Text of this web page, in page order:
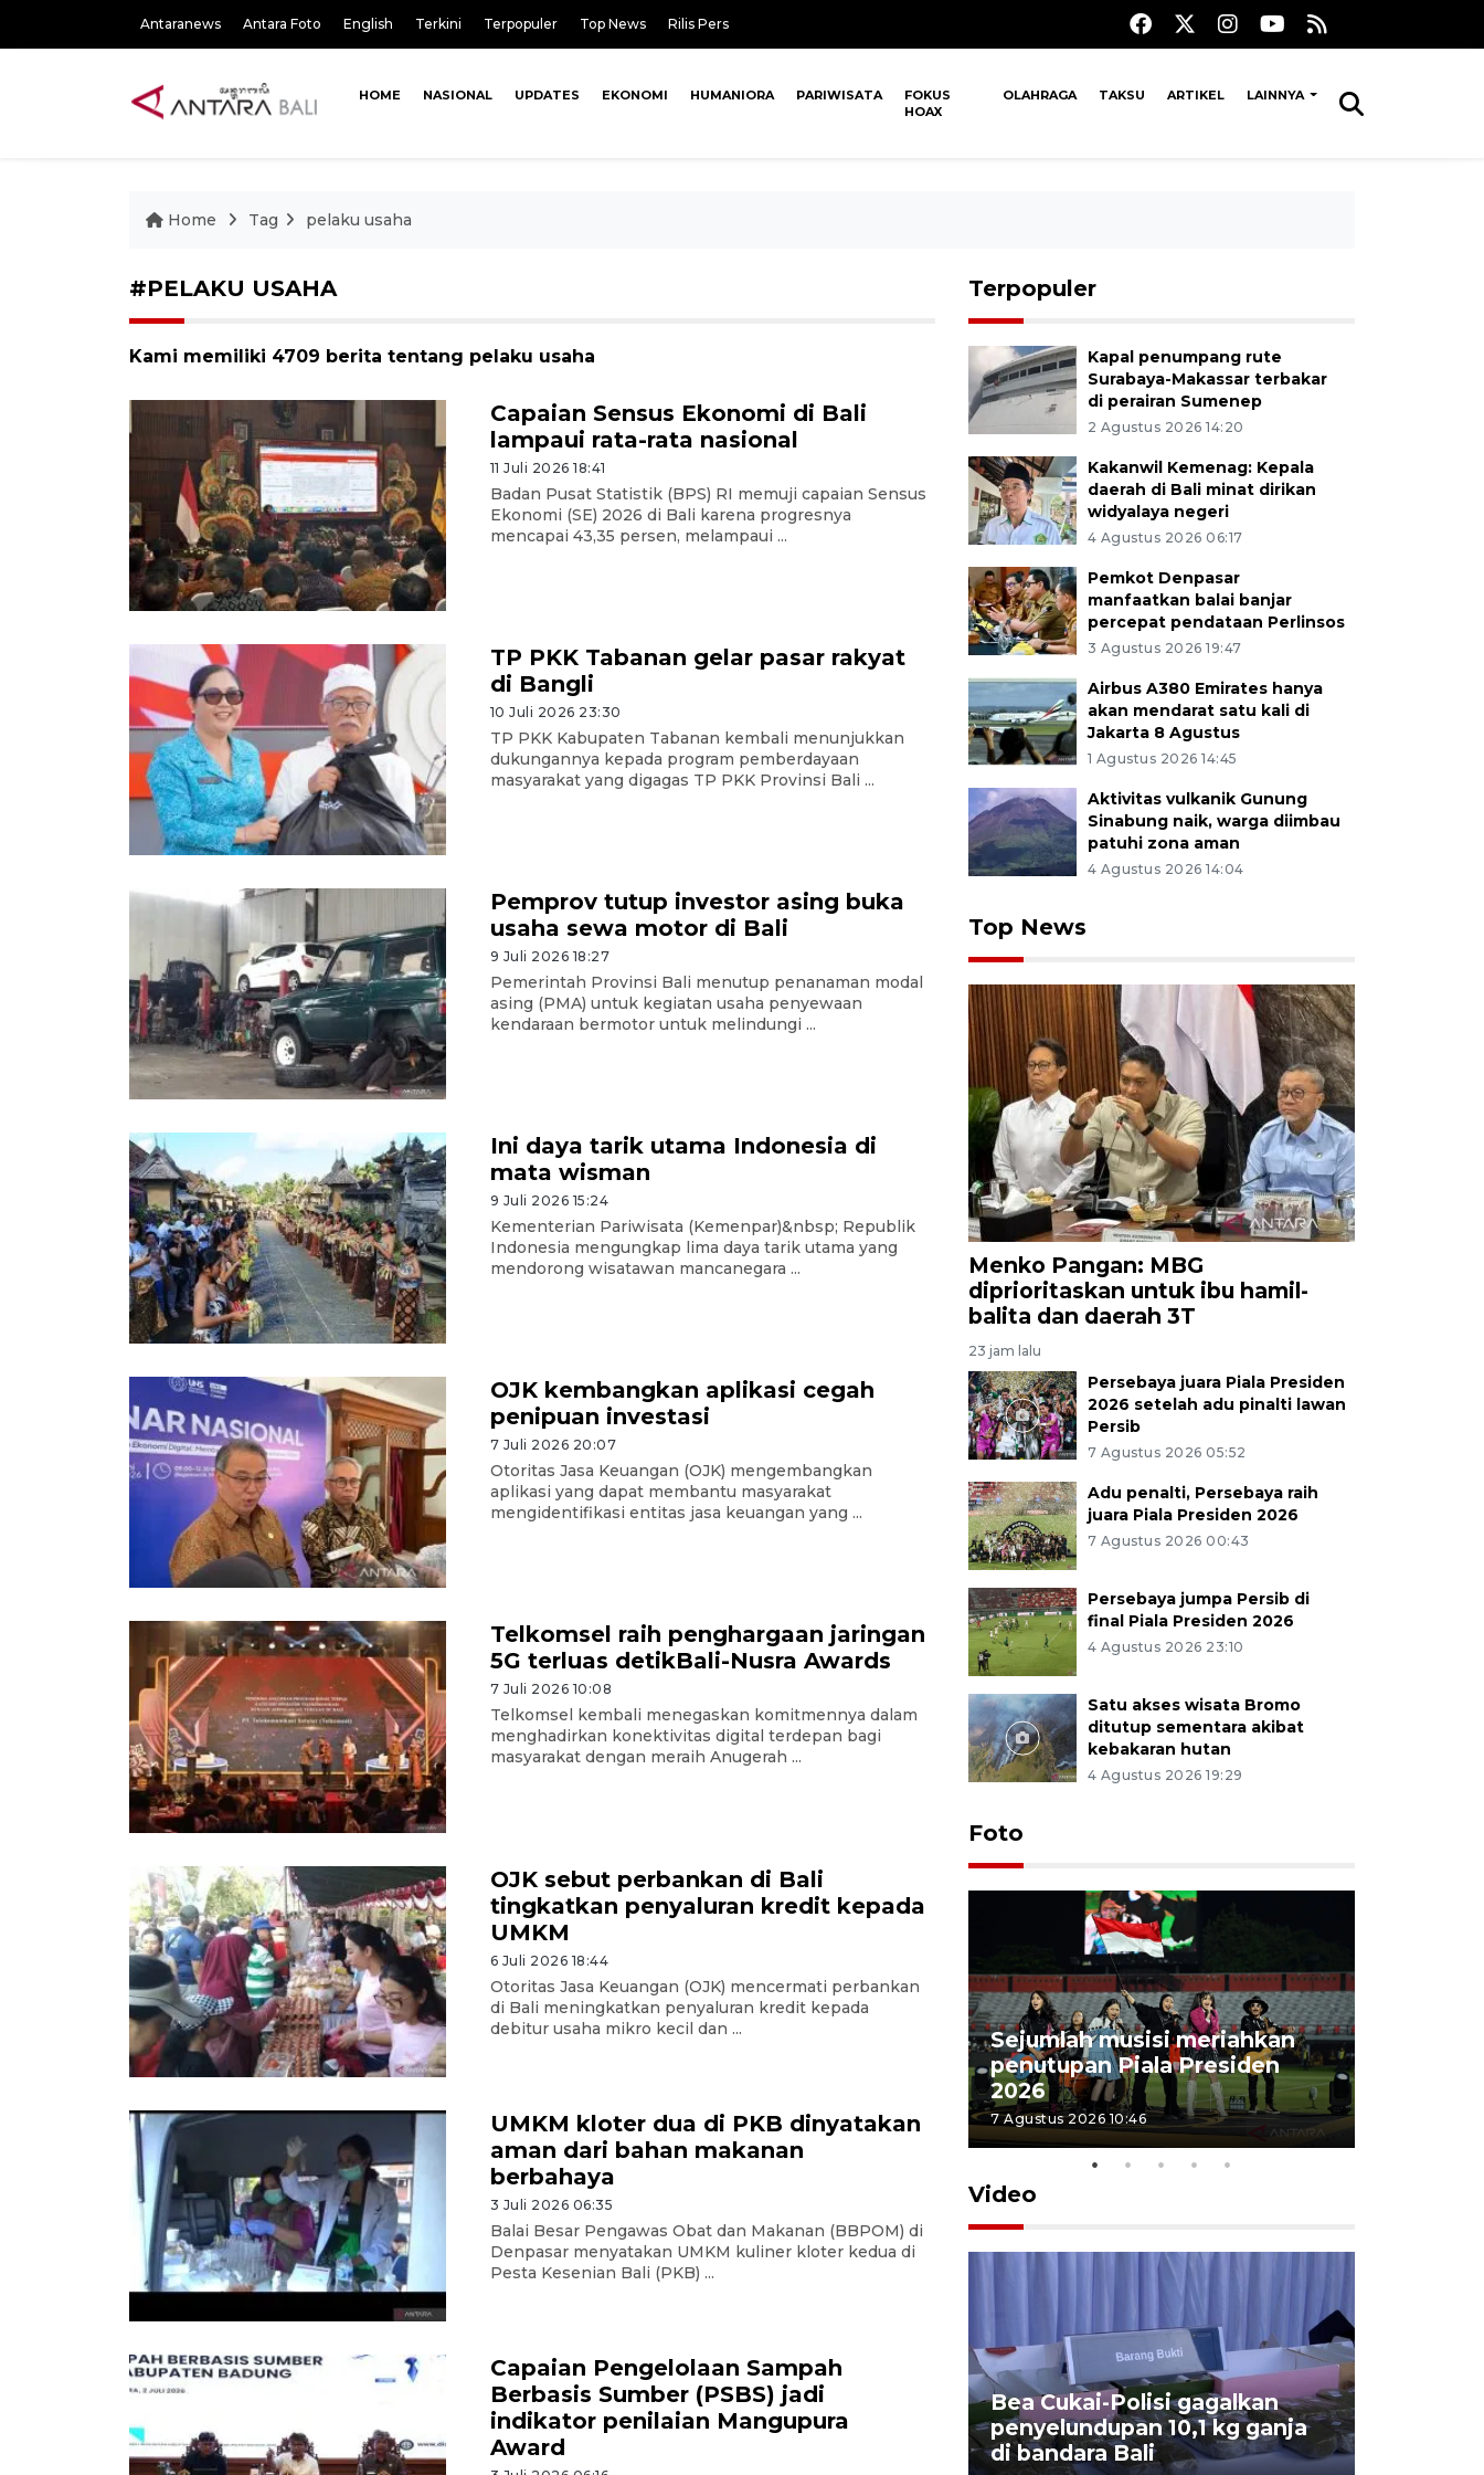
Antaranews Antara Foto English Terkini Terpopuler Top News Rilis Pers
HOME NASIONAL UPDATES EKONOMI HUMANIORA PARIWISATA
FOKUS
HOAX
OLAHRAGA TAKSU ARTIKEL LAINNYA
Home Tag pelaku usaha
#PELAKU USAHA
Kami memiliki 4709 berita tentang pelaku usaha
Capaian Sensus Ekonomi di Bali
lampaui rata-rata nasional
11 Juli 2026 18:41
Badan Pusat Statistik (BPS) RI memuji capaian Sensus
Ekonomi (SE) 2026 di Bali karena progresnya
mencapai 43,35 persen, melampaui ...
TP PKK Tabanan gelar pasar rakyat
di Bangli
10 Juli 2026 23:30
TP PKK Kabupaten Tabanan kembali menunjukkan
dukungannya kepada program pemberdayaan
masyarakat yang digagas TP PKK Provinsi Bali ...
Pemprov tutup investor asing buka
usaha sewa motor di Bali
9 Juli 2026 18:27
Pemerintah Provinsi Bali menutup penanaman modal
asing (PMA) untuk kegiatan usaha penyewaan
kendaraan bermotor untuk melindungi ...
Ini daya tarik utama Indonesia di
mata wisman
9 Juli 2026 15:24
Kementerian Pariwisata (Kemenpar)&nbsp; Republik
Indonesia mengungkap lima daya tarik utama yang
mendorong wisatawan mancanegara ...
OJK kembangkan aplikasi cegah
penipuan investasi
7 Juli 2026 20:07
Otoritas Jasa Keuangan (OJK) mengembangkan
aplikasi yang dapat membantu masyarakat
mengidentifikasi entitas jasa keuangan yang ...
Telkomsel raih penghargaan jaringan
5G terluas detikBali-Nusra Awards
7 Juli 2026 10:08
Telkomsel kembali menegaskan komitmennya dalam
menghadirkan konektivitas digital terdepan bagi
masyarakat dengan meraih Anugerah ...
OJK sebut perbankan di Bali
tingkatkan penyaluran kredit kepada
UMKM
6 Juli 2026 18:44
Otoritas Jasa Keuangan (OJK) mencermati perbankan
di Bali meningkatkan penyaluran kredit kepada
debitur usaha mikro kecil dan ...
UMKM kloter dua di PKB dinyatakan
aman dari bahan makanan
berbahaya
3 Juli 2026 06:35
Balai Besar Pengawas Obat dan Makanan (BBPOM) di
Denpasar menyatakan UMKM kuliner kloter kedua di
Pesta Kesenian Bali (PKB) ...
Capaian Pengelolaan Sampah
Berbasis Sumber (PSBS) jadi
indikator penilaian Mangupura
Award
Terpopuler
Kapal penumpang rute
Surabaya-Makassar terbakar
di perairan Sumenep
2 Agustus 2026 14:20
Kakanwil Kemenag: Kepala
daerah di Bali minat dirikan
widyalaya negeri
4 Agustus 2026 06:17
Pemkot Denpasar
manfaatkan balai banjar
percepat pendataan Perlinsos
3 Agustus 2026 19:47
Airbus A380 Emirates hanya
akan mendarat satu kali di
Jakarta 8 Agustus
1 Agustus 2026 14:45
Aktivitas vulkanik Gunung
Sinabung naik, warga diimbau
patuhi zona aman
4 Agustus 2026 14:04
Top News
Menko Pangan: MBG
diprioritaskan untuk ibu hamil-
balita dan daerah 3T
23 jam lalu
Persebaya juara Piala Presiden
2026 setelah adu pinalti lawan
Persib
7 Agustus 2026 05:52
Adu penalti, Persebaya raih
juara Piala Presiden 2026
7 Agustus 2026 00:43
Persebaya jumpa Persib di
final Piala Presiden 2026
4 Agustus 2026 23:10
Satu akses wisata Bromo
ditutup sementara akibat
kebakaran hutan
4 Agustus 2026 19:29
Foto
Tiga matra TNI unjuk
kemampuan tempur Perisai
5 Agustus 2026 16:28
Sejumlah musisi meriahkan
penutupan Piala Presiden
2026
7 Agustus 2026 10:46
Video
Polisi tetapkan lima tersangka
pengeroyokan maling ayam di
Bea Cukai-Polisi gagalkan
penyelundupan 10,1 kg ganja
di bandara Bali